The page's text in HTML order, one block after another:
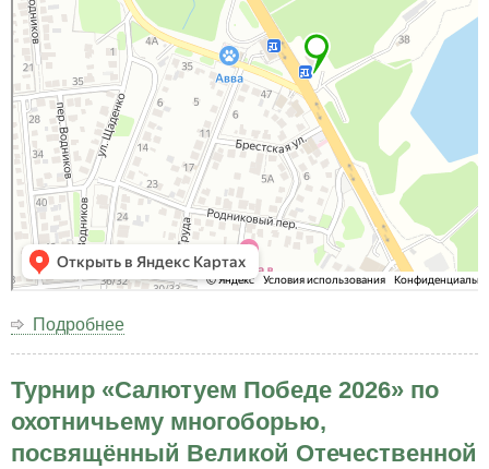
Подробнее
Республика
г.
Симферополь
Турнир «Салютуем Победе 2026» по
охотничьему многоборью,
посвящённый Великой Отечественной